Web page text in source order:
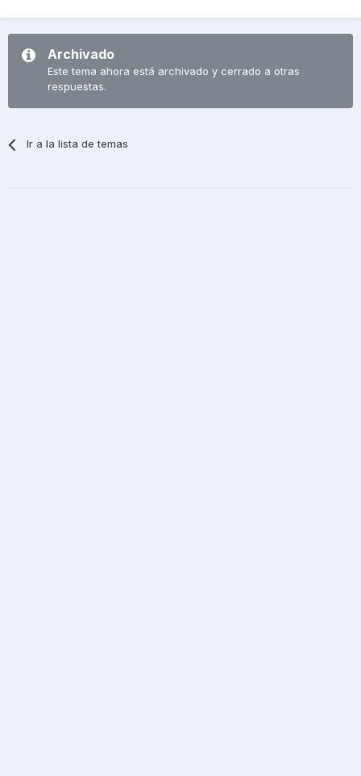
Archivado
Este tema ahora está archivado y cerrado a otras
respuestas.
Ir a la lista de temas